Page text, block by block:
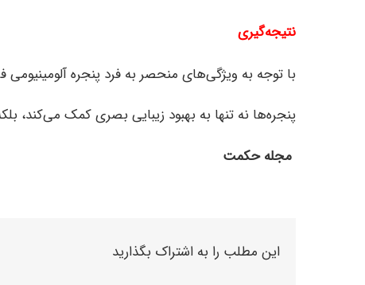
نتیجه‌گیری
با توجه به ویژگی‌های منحصر به فرد پنجره
پنجره‌ها نه تنها به بهبود زیبایی بصری کمک می‌کند،
مجله حکمت
این مطلب را به اشتراک بگذارید